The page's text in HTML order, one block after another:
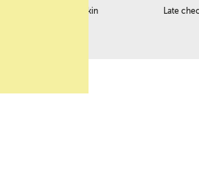
Servicio early checkin Late